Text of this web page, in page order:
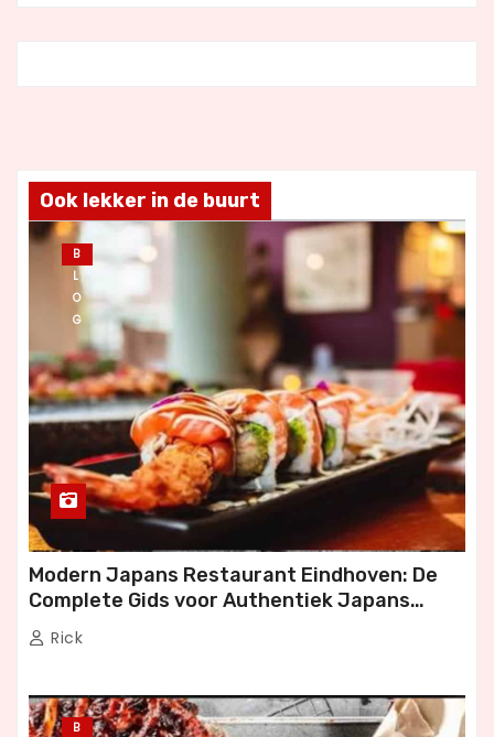
Ook lekker in de buurt
B
L
O
G
Modern Japans Restaurant Eindhoven: De
Complete Gids voor Authentiek Japans
Dineren
Rick
B